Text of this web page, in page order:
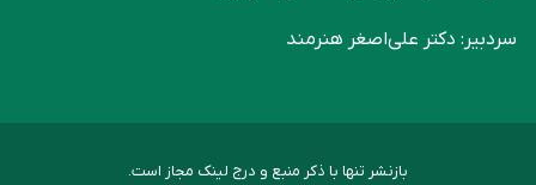
سردبیر: دکتر علی‌اصغر هنرمند
بازنشر تنها با ذکر منبع و درج لینک مجاز است.